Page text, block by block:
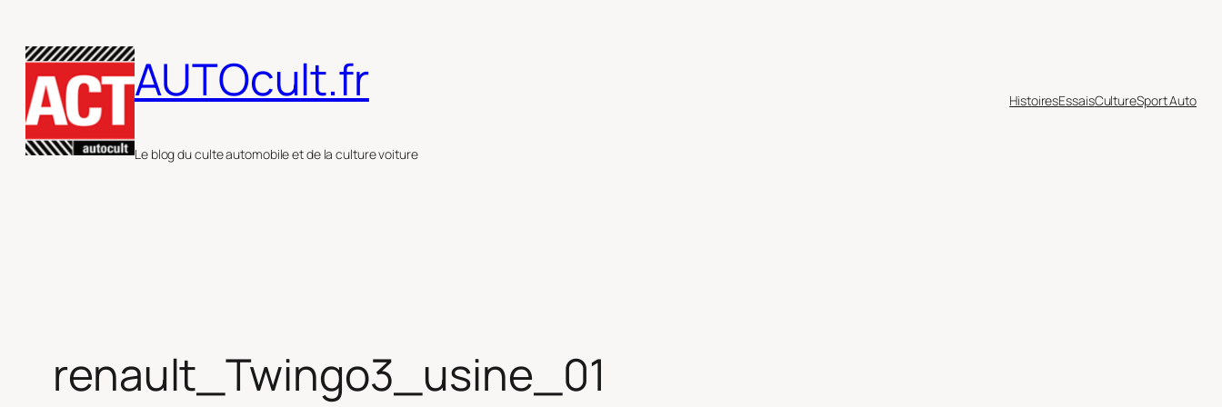
au
contenu
AUTOcult.fr
Le blog du culte automobile et de la culture voiture
HistoiresEssaisCultureSport Auto
renault_Twingo3_usine_01